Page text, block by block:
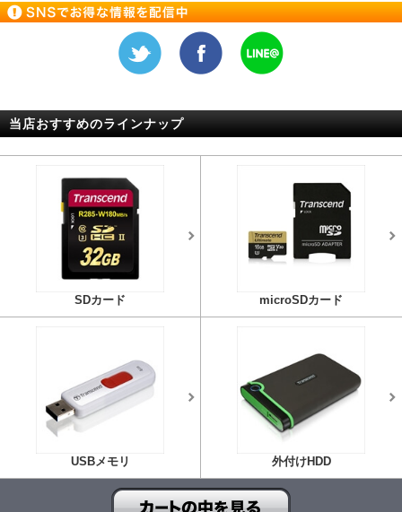
当店おすすめのラインナップ
SDカード microSDカード
USBメモリ 外付けHDD